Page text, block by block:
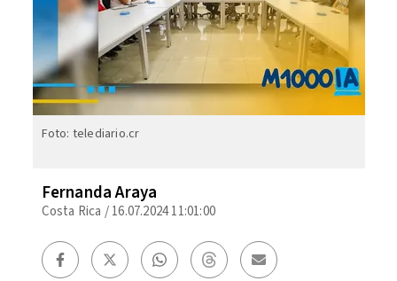
Foto: telediario.cr
Fernanda Araya
Costa Rica /16.07.2024 11:01:00